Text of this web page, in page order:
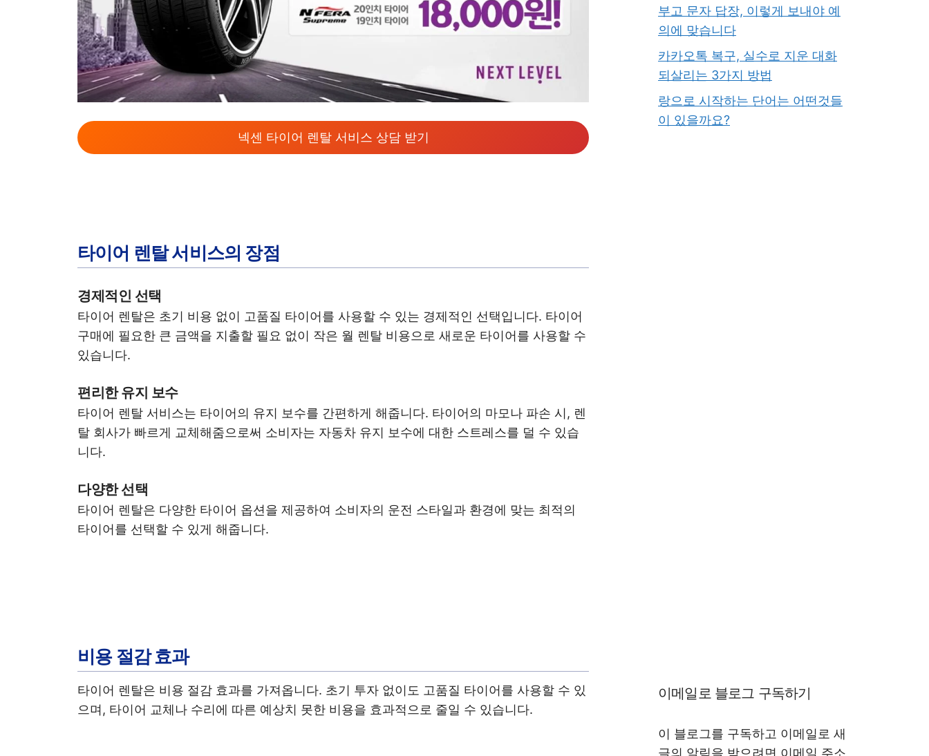
넥센 타이어 렌탈 서비스 상담 받기
타이어 렌탈 서비스의 장점
경제적인 선택
타이어 렌탈은 초기 비용 없이 고품질 타이어를 사용할 수 있는 경제적인 선택입니다. 타이어
구매에 필요한 큰 금액을 지출할 필요 없이 작은 월 렌탈 비용으로 새로운 타이어를 사용할 수
있습니다.
편리한 유지 보수
타이어 렌탈 서비스는 타이어의 유지 보수를 간편하게 해줍니다. 타이어의 마모나 파손 시, 렌
탈 회사가 빠르게 교체해줌으로써 소비자는 자동차 유지 보수에 대한 스트레스를 덜 수 있습
니다.
다양한 선택
타이어 렌탈은 다양한 타이어 옵션을 제공하여 소비자의 운전 스타일과 환경에 맞는 최적의
타이어를 선택할 수 있게 해줍니다.
비용 절감 효과
타이어 렌탈은 비용 절감 효과를 가져옵니다. 초기 투자 없이도 고품질 타이어를 사용할 수 있
으며, 타이어 교체나 수리에 따른 예상치 못한 비용을 효과적으로 줄일 수 있습니다.
부고 문자 답장, 이렇게 보내야 예
의에 맞습니다
카카오톡 복구, 실수로 지운 대화
되살리는 3가지 방법
랑으로 시작하는 단어는 어떤것들
이 있을까요?
이메일로 블로그 구독하기
이 블로그를 구독하고 이메일로 새
글의 알림을 받으려면 이메일 주소